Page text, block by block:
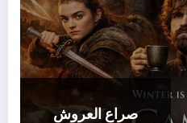
صراع العروش